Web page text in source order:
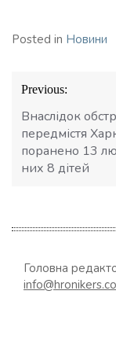
Posted in Новини
Навігація
записів
Previous:
Внаслідок
передмістя
поранено 13
них 8 дітей
Головна